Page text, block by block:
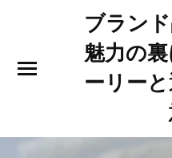
ブラン
魅力の
ーリー